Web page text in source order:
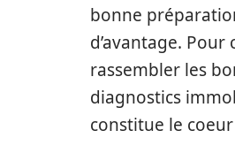
bonne
d’avantage.
rassembler les
diagnostics
constitue le